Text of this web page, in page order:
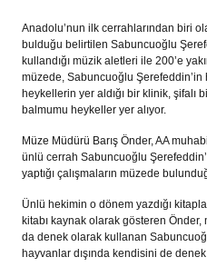
Anadolu’nun ilk cerrahlarından biri
bulduğu belirtilen Sabuncuoğlu
kullandığı müzik aletleri ile 200’e
müzede, Sabuncuoğlu Şerefeddin’in
heykellerin yer aldığı bir klinik,
balmumu heykeller yer alıyor.
Müze Müdürü Barış Önder, AA
ünlü cerrah Sabuncuoğlu
yaptığı çalışmaların müzede
Ünlü hekimin o dönem yazdığı
kitabı kaynak olarak gösteren
da denek olarak kullanan
hayvanlar dışında kendisini de denek